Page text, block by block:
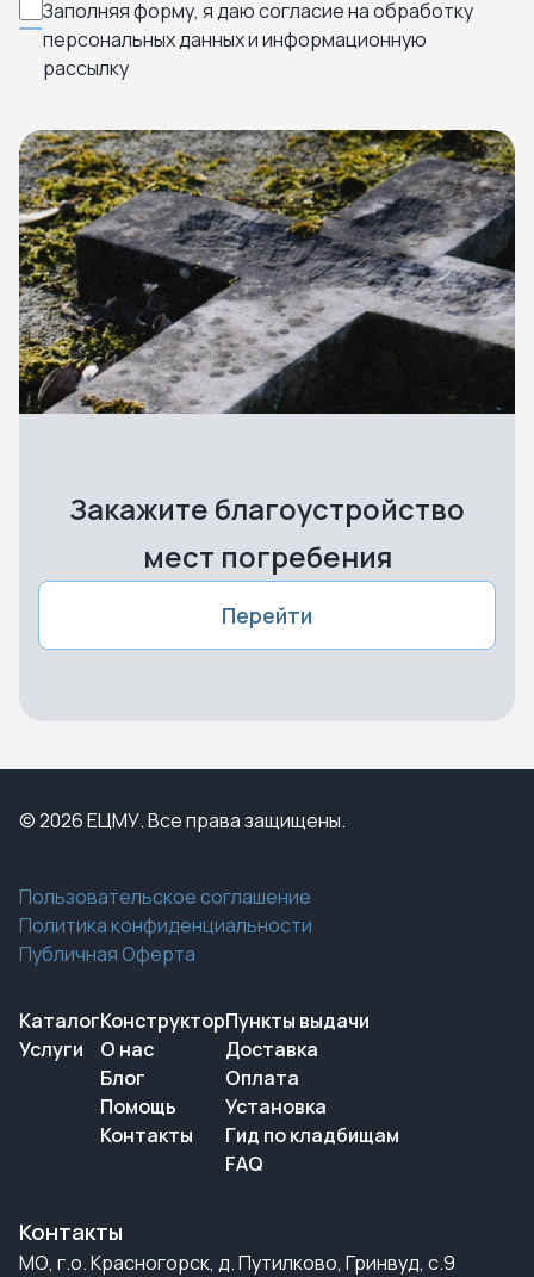
Заполняя форму, я даю согласие на обработку
персональных данных и информационную
рассылку
Закажите благоустройство
мест погребения
Перейти
© 2026 ЕЦМУ. Все права защищены.
Пользовательское соглашение
Политика конфиденциальности
Публичная Оферта
Каталог
Услуги
Конструктор
О нас
Блог
Помощь
Контакты
Пункты выдачи
Доставка
Оплата
Установка
Гид по кладбищам
FAQ
Контакты
МО, г.о. Красногорск, д. Путилково, Гринвуд, с.9